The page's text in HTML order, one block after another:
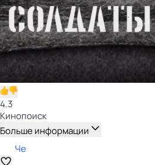
4.3
Кинопоиск
Больше информации
Че